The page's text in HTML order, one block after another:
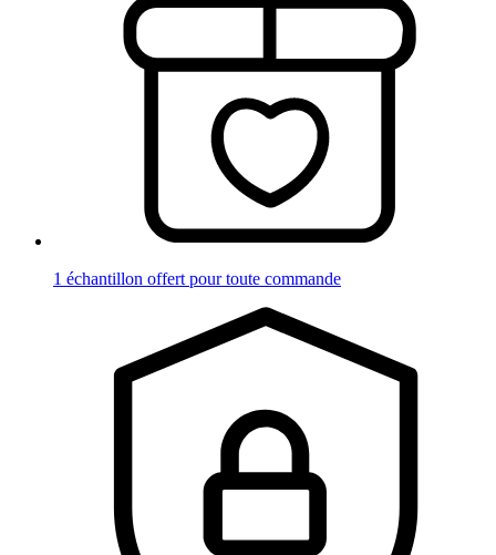
1 échantillon offert pour toute commande